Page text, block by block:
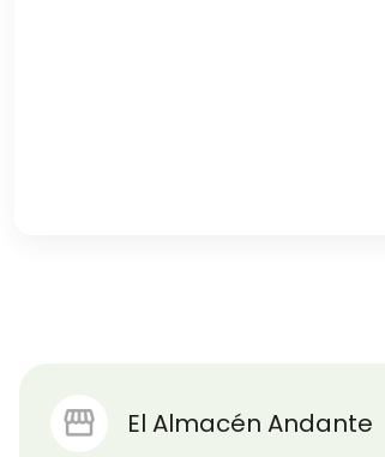
El Almacén Andante